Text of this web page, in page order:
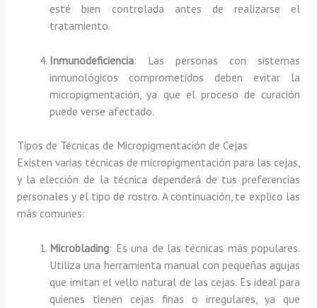
esté bien controlada antes de realizarse el
tratamiento.
Inmunodeficiencia: Las personas con sistemas
inmunológicos comprometidos deben evitar la
micropigmentación, ya que el proceso de curación
puede verse afectado.
Tipos de Técnicas de Micropigmentación de Cejas
Existen varias técnicas de micropigmentación para las cejas,
y la elección de la técnica dependerá de tus preferencias
personales y el tipo de rostro. A continuación, te explico las
más comunes:
Microblading: Es una de las técnicas más populares.
Utiliza una herramienta manual con pequeñas agujas
que imitan el vello natural de las cejas. Es ideal para
quienes tienen cejas finas o irregulares, ya que